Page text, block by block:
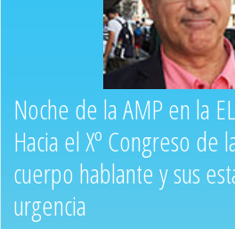
Noche de la AMP en la
Hacia el Xº Congreso de
cuerpo hablante y sus
urgencia